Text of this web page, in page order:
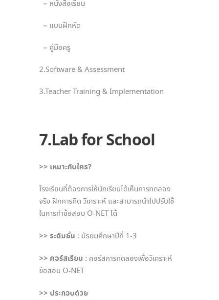
– หนังสือเรียน
– แบบฝึกหัด
– คู่มือครู
2.Software & Assessment
3.Teacher Training & Implementation
7.Labfor School
>> เหมาะกับใคร?
โรงเรียนที่ต้องการให้นักเรียนได้เห็นการทดลอง
จริง ฝึกการคิด วิเคราะห์ และสามารถนำไปปรับใช้
ในการทำข้อสอบ O-NET ได้
>> ระดับชั้น : มัธยมศึกษาปีที่ 1-3
>> คอร์สเรียน : คอร์สการทดลองเพื่อวิเคราะห์
ข้อสอบ O-NET
>> ประกอบด้วย